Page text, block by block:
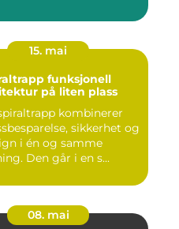
15. mai
funksjonell
på liten plass
kombinerer
sikkerhet og
i én og samme
Den går i en s...
08. mai